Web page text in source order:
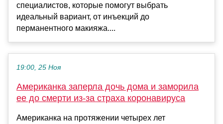
специалистов, которые помогут выбрать
идеальный вариант, от инъекций до
перманентного макияжа....
19:00, 25 Ноя
Американка заперла дочь дома и заморила
ее до смерти из-за страха коронавируса
Американка на протяжении четырех лет